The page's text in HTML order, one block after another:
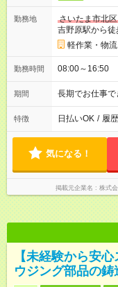
勤務地
さいたま市北区
吉野原駅から徒
軽作業・物
勤務時間 08:00～16:50
期間 長期でお仕事で
特徴 日払いOK / 履
気になる！
掲載元企業名 株式
【未経験から安
ウジング部品の